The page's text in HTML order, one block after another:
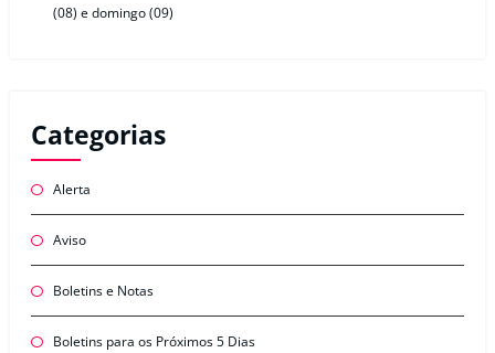
(08) e domingo (09)
Categorias
Alerta
Aviso
Boletins e Notas
Boletins para os Próximos 5 Dias